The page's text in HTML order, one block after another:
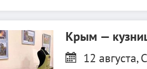
Крым —
12 августа,